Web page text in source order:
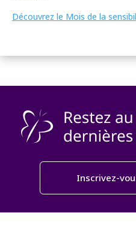
Découvrez le Mois de la
Inscrivez-